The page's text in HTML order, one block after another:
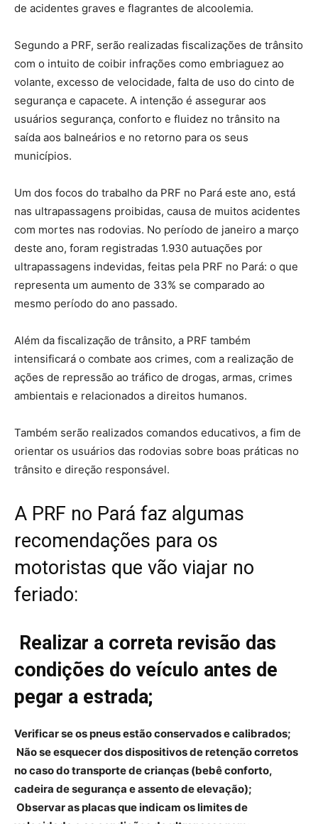
de acidentes graves e flagrantes de alcoolemia.
Segundo a PRF, serão realizadas fiscalizações de trânsito
com o intuito de coibir infrações como embriaguez ao
volante, excesso de velocidade, falta de uso do cinto de
segurança e capacete. A intenção é assegurar aos
usuários segurança, conforto e fluidez no trânsito na
saída aos balneários e no retorno para os seus
municípios.
Um dos focos do trabalho da PRF no Pará este ano, está
nas ultrapassagens proibidas, causa de muitos acidentes
com mortes nas rodovias. No período de janeiro a março
deste ano, foram registradas 1.930 autuações por
ultrapassagens indevidas, feitas pela PRF no Pará: o que
representa um aumento de 33% se comparado ao
mesmo período do ano passado.
Além da fiscalização de trânsito, a PRF também
intensificará o combate aos crimes, com a realização de
ações de repressão ao tráfico de drogas, armas, crimes
ambientais e relacionados a direitos humanos.
Também serão realizados comandos educativos, a fim de
orientar os usuários das rodovias sobre boas práticas no
trânsito e direção responsável.
A PRF no Pará faz algumas
recomendações para os
motoristas que vão viajar no
feriado:
Realizar a correta revisão das
condições do veículo antes de
pegar a estrada;
Verificar se os pneus estão conservados e calibrados;
Não se esquecer dos dispositivos de retenção corretos
no caso do transporte de crianças (bebê conforto,
cadeira de segurança e assento de elevação);
Observar as placas que indicam os limites de